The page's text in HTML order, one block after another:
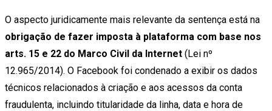
O aspecto juridicamente mais relevante da sentença está na
obrigação de fazer imposta à plataforma com base nos
arts. 15 e 22 do Marco Civil da Internet (Lei nº
12.965/2014). O Facebook foi condenado a exibir os dados
técnicos relacionados à criação e aos acessos da conta
fraudulenta, incluindo titularidade da linha, data e hora de